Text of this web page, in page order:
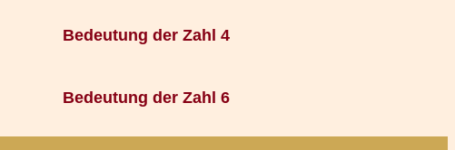
Bedeutung der Zahl 4
Bedeutung der Zahl 6